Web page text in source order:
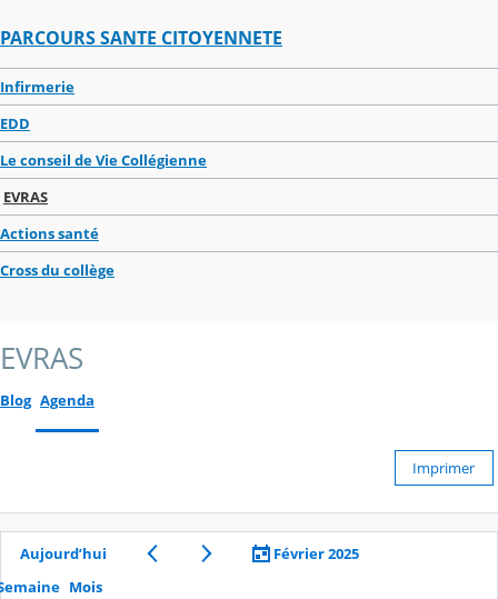
PARCOURS SANTE CITOYENNETE
Infirmerie
EDD
Le conseil de Vie Collégienne
EVRAS
Actions santé
Cross du collège
EVRAS
Blog Agenda
Imprimer
Aujourd’hui
Février 2025
Mois